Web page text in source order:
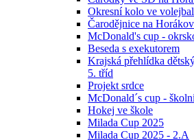
Okresní kolo ve
Čarodějnice na
McDonald's cup -
Beseda s exekutorem
Krajská přehlídka
5. tříd
Projekt srdce
McDonald´s cup -
Hokej ve škole
Milada Cup 2025
Milada Cup 2025 - 2.A